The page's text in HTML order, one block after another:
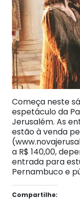
Começa neste
espetáculo da
Jerusalém. As
estão à venda
a R$ 140,00,
entrada para
Pernambuco e
Compartilhe: